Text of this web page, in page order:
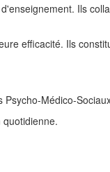
Ils
efficacité. Ils
Médico-